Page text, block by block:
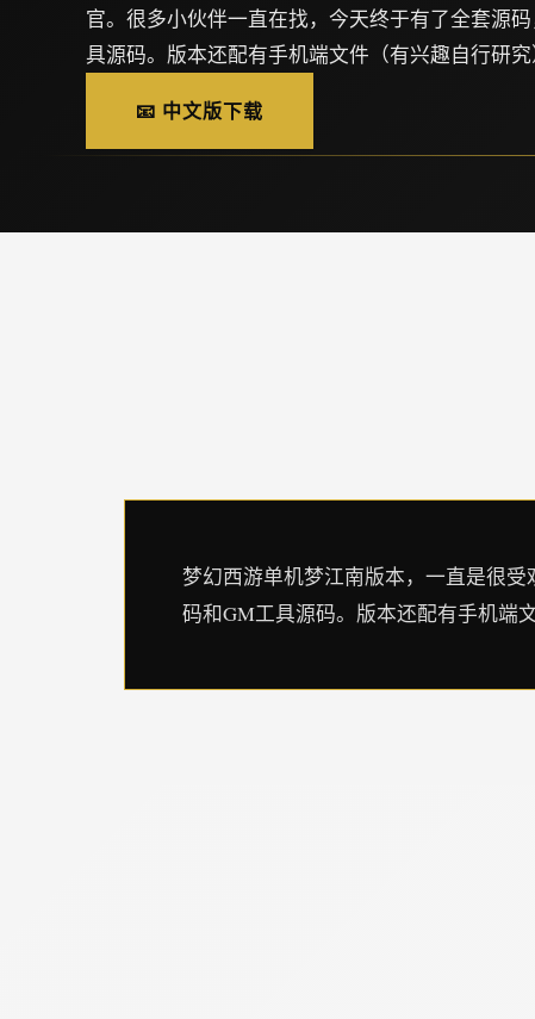
官。很多小伙伴一直在找，今天终于有了全套源
具源码。版本还配有手机端文件（有兴趣自行研究
📧 中文版下载
梦幻西游单机梦江南版本，一直是很
码和GM工具源码。版本还配有手机端